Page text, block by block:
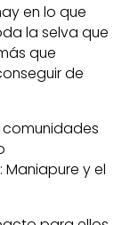
en lo que
la selva que
que
de
y el